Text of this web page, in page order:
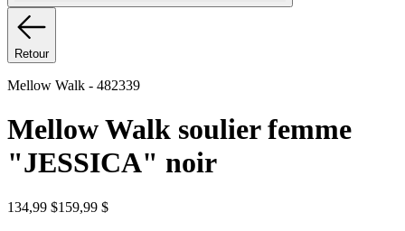
Retour
Mellow Walk - 482339
Mellow Walk soulier femme
"JESSICA" noir
134,99 $159,99 $